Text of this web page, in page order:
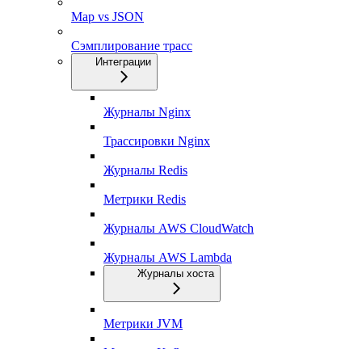
Map vs JSON
Сэмплирование трасс
Интеграции
Журналы Nginx
Трассировки Nginx
Журналы Redis
Метрики Redis
Журналы AWS CloudWatch
Журналы AWS Lambda
Журналы хоста
Метрики JVM